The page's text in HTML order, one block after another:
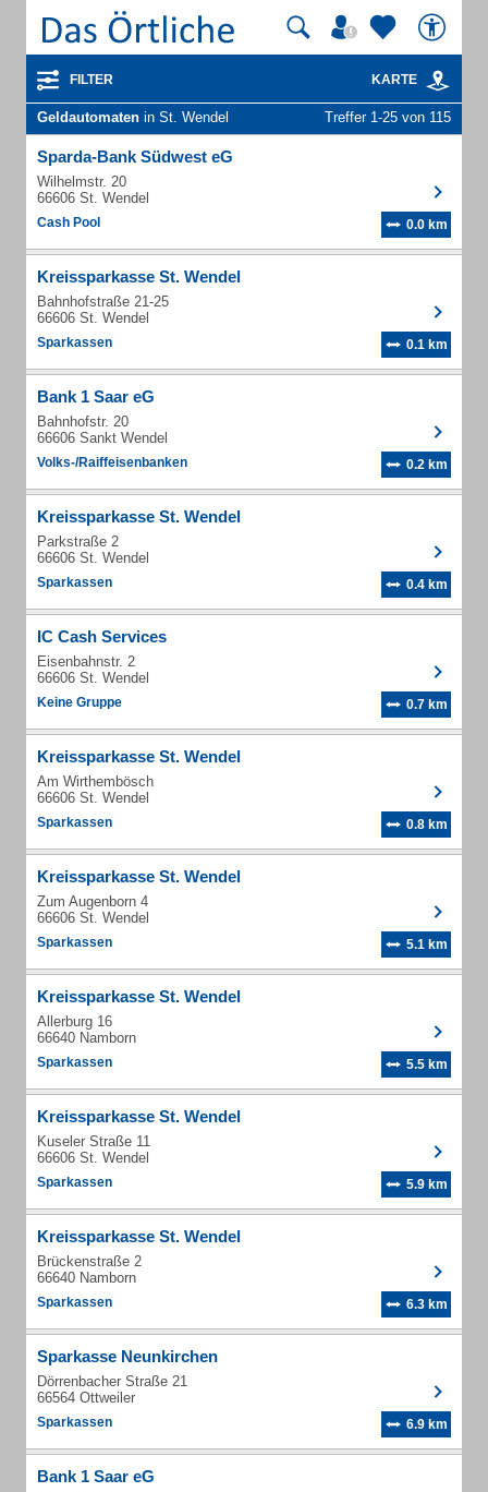
FILTER KARTE
Geldautomaten in St. Wendel Treffer 1-25 von 115
Sparda-Bank Südwest eG
Wilhelmstr. 20
66606 St. Wendel
Cash Pool 0.0 km
Kreissparkasse St. Wendel
Bahnhofstraße 21-25
66606 St. Wendel
Sparkassen 0.1 km
Bank 1 Saar eG
Bahnhofstr. 20
66606 Sankt Wendel
Volks-/Raiffeisenbanken 0.2 km
Kreissparkasse St. Wendel
Parkstraße 2
66606 St. Wendel
Sparkassen 0.4 km
IC Cash Services
Eisenbahnstr. 2
66606 St. Wendel
Keine Gruppe 0.7 km
Kreissparkasse St. Wendel
Am Wirthembösch
66606 St. Wendel
Sparkassen 0.8 km
Kreissparkasse St. Wendel
Zum Augenborn 4
66606 St. Wendel
Sparkassen 5.1 km
Kreissparkasse St. Wendel
Allerburg 16
66640 Namborn
Sparkassen 5.5 km
Kreissparkasse St. Wendel
Kuseler Straße 11
66606 St. Wendel
Sparkassen 5.9 km
Kreissparkasse St. Wendel
Brückenstraße 2
66640 Namborn
Sparkassen 6.3 km
Sparkasse Neunkirchen
Dörrenbacher Straße 21
66564 Ottweiler
Sparkassen 6.9 km
Bank 1 Saar eG